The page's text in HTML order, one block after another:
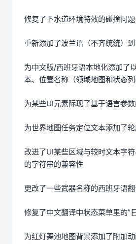
修复了下水道环境特效的碰撞问题
重新添加了波兰语（不齐统统）
为中文版/西班牙语本地化添加了
本、位置名称（领域地图和状态
为某些UI元素际现了基于语言参
为世界地图任务定位文本添加了
改进了UI某些区域与较时文本字
的字符串的兼容性
更改了一些武器名称的西班牙语
修复了中文翻译中状态菜单里的”
为红灯舞池地图背景添加了附加